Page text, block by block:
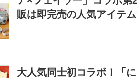
販は即完売の人気アイテ
大人気同士初コラボ！「